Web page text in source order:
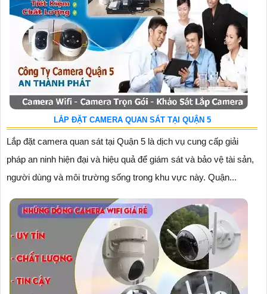
LẮP ĐẶT CAMERA QUAN SÁT TẠI QUẬN 5
Lắp đặt camera quan sát tại Quận 5 là dịch vụ cung cấp giải
pháp an ninh hiện đại và hiệu quả để giám sát và bảo vệ tài sản,
người dùng và môi trường sống trong khu vực này. Quận...